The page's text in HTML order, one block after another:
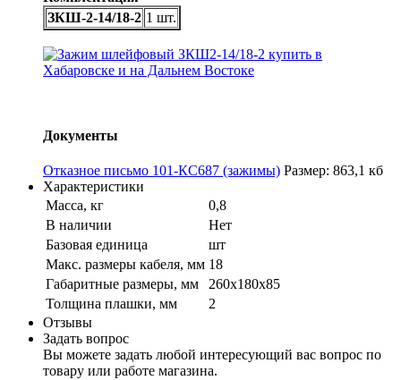
ЗКШ-2-14/18-2 1 шт.
Документы
Отказное письмо 101-КС687 (зажимы) Размер: 863,1 кб
Характеристики
Масса, кг
0,8
В наличии
Нет
Базовая единица
шт
Макс. размеры кабеля, мм 18
Габаритные размеры, мм
260х180х85
Толщина плашки, мм
2
Отзывы
Задать вопрос
Вы можете задать любой интересующий вас вопрос по
товару или работе магазина.